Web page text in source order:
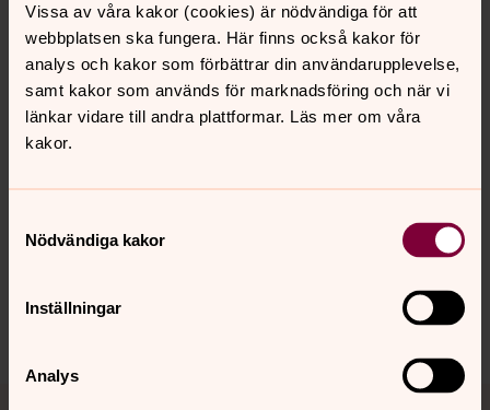
Vissa av våra kakor (cookies) är nödvändiga för att
webbplatsen ska fungera. Här finns också kakor för
analys och kakor som förbättrar din användarupplevelse,
samt kakor som används för marknadsföring och när vi
länkar vidare till andra plattformar. Läs mer om våra
kakor.
Nödvändiga kakor
Inställningar
Analys
de haft änglavakt. Och personer i vår omgivning som gör
gott mot andra beskrivs inte sällan som just ”änglar”.
Källor: Wikipedia & Bibeln
Bilder från tak och fönster i Margaretakyrkan i Oslo.
innehåll?
Dela
Tillbaka till toppen
Tillbaka till innehållet